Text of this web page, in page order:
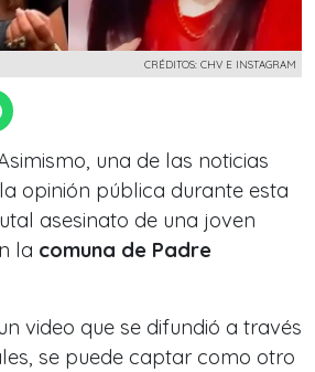
CRÉDITOS: CHV E INSTAGRAM
una de las noticias
opinión pública durante esta
asesinato de una joven
la comuna de Padre
video que se difundió a través
se puede captar como otro